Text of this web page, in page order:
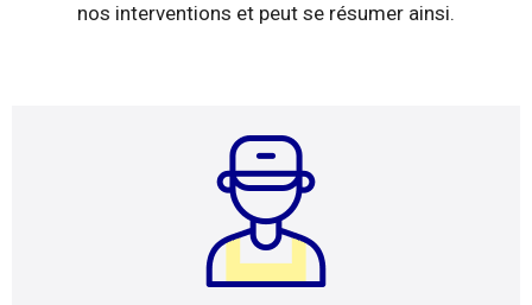
nos interventions et peut se résumer ainsi.